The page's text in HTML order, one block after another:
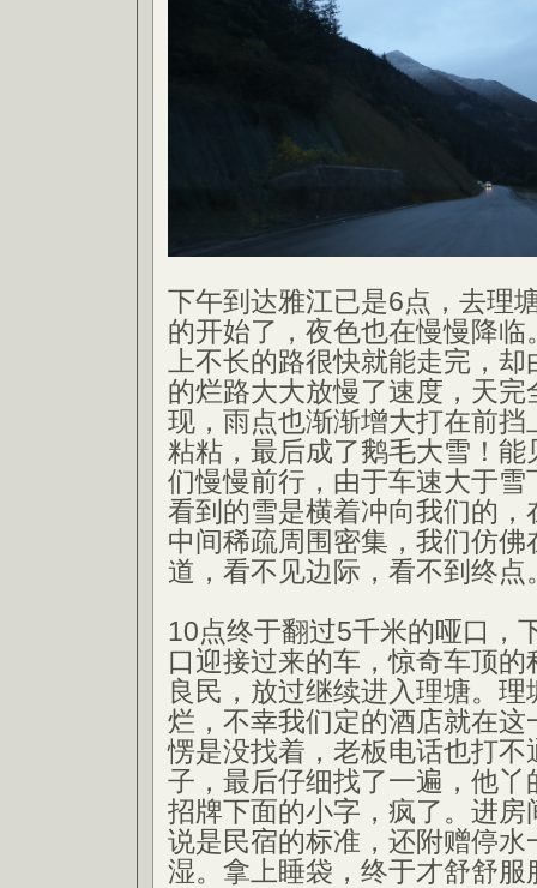
下午到达雅江已是6点，去理
的开始了，夜色也在慢慢降
上不长的路很快就能走完，
的烂路大大放慢了速度，天
现，雨点也渐渐增大打在前挡
粘粘，最后成了鹅毛大雪！
们慢慢前行，由于车速大于雪
看到的雪是横着冲向我们的，
中间稀疏周围密集，我们仿
道，看不见边际，看不到终点
10点终于翻过5千米的哑口，
口迎接过来的车，惊奇车顶
良民，放过继续进入理塘。
烂，不幸我们定的酒店就在
愣是没找着，老板电话也打不
子，最后仔细找了一遍，他丫
招牌下面的小字，疯了。进房
说是民宿的标准，还附赠停水
湿。拿上睡袋，终于才舒舒服